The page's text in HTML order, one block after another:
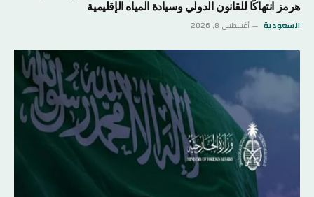
هرمز انتهاكًا للقانون الدولي وسيادة المياه الإقليمية
السعودية أغسطس 8, 2026